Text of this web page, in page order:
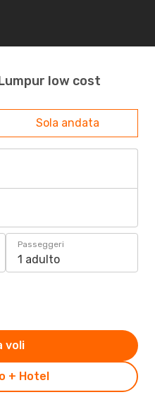
low cost
Sola andata
Passeggeri
1 adulto
+ Hotel
voli